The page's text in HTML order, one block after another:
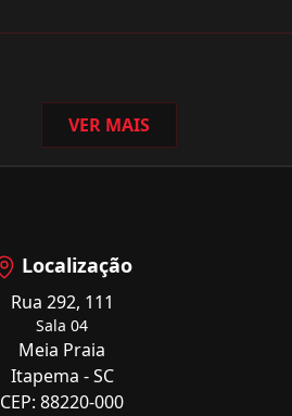
VER MAIS
Localização
Rua 292, 111
Sala 04
Meia Praia
Itapema - SC
CEP: 88220-000